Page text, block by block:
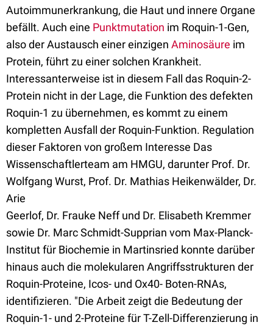
Autoimmunerkrankung, die Haut und innere Organe
befällt. Auch eine Punktmutation im Roquin-1-Gen,
also der Austausch einer einzigen Aminosäure im
Protein, führt zu einer solchen Krankheit.
Interessanterweise ist in diesem Fall das Roquin-2-
Protein nicht in der Lage, die Funktion des defekten
Roquin-1 zu übernehmen, es kommt zu einem
kompletten Ausfall der Roquin-Funktion. Regulation
dieser Faktoren von großem Interesse Das
Wissenschaftlerteam am HMGU, darunter Prof. Dr.
Wolfgang Wurst, Prof. Dr. Mathias Heikenwälder, Dr.
Arie
Geerlof, Dr. Frauke Neff und Dr. Elisabeth Kremmer
sowie Dr. Marc Schmidt-Supprian vom Max-Planck-
Institut für Biochemie in Martinsried konnte darüber
hinaus auch die molekularen Angriffsstrukturen der
Roquin-Proteine, Icos- und Ox40- Boten-RNAs,
identifizieren. "Die Arbeit zeigt die Bedeutung der
Roquin-1- und 2-Proteine für T-Zell-Differenzierung in